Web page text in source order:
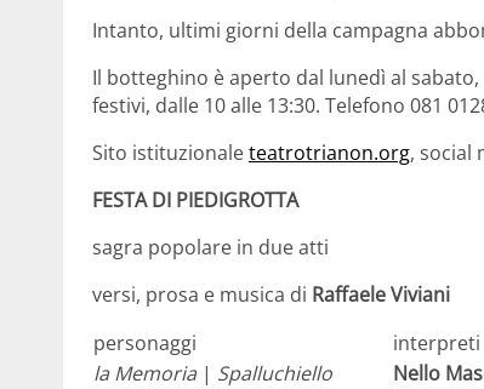
Intanto, ultimi giorni della campagna
Il botteghino è aperto dal lunedì al sabato,
festivi, dalle 10 alle 13:30. Telefono 081
Sito istituzionaleteatrotrianon.org, social
FESTA DI PIEDIGROTTA
sagra popolare in due atti
versi, prosa e musica di Raffaele Viviani
personaggi
interpreti
la Memoria | Spalluchiello
Nello